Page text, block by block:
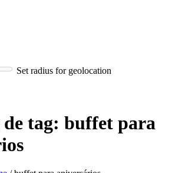
Set radius for geolocation
tag: buffet para